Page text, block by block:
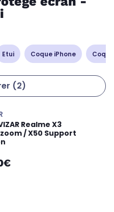
Etui Coque iPhone
(2)
Realme X3
/ X50 Support